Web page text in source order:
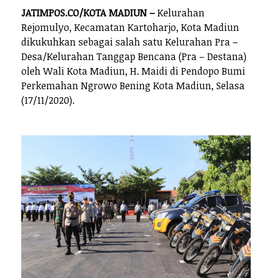
JATIMPOS.CO/KOTA MADIUN –Kelurahan
Rejomulyo, Kecamatan Kartoharjo, Kota Madiun
dikukuhkan sebagai salah satu Kelurahan Pra –
Desa/Kelurahan Tanggap Bencana (Pra – Destana)
oleh Wali Kota Madiun, H. Maidi di Pendopo Bumi
Perkemahan Ngrowo Bening Kota Madiun, Selasa
(17/11/2020).